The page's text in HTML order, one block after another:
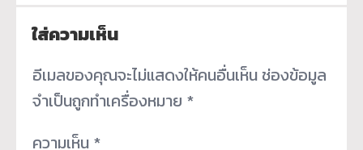
ใส่ความเห็น
อีเมลของคุณจะไม่แสดงให้คนอื่นเห็น ช่องข้อมูล
จำเป็นถูกทำเครื่องหมาย *
ความเห็น *